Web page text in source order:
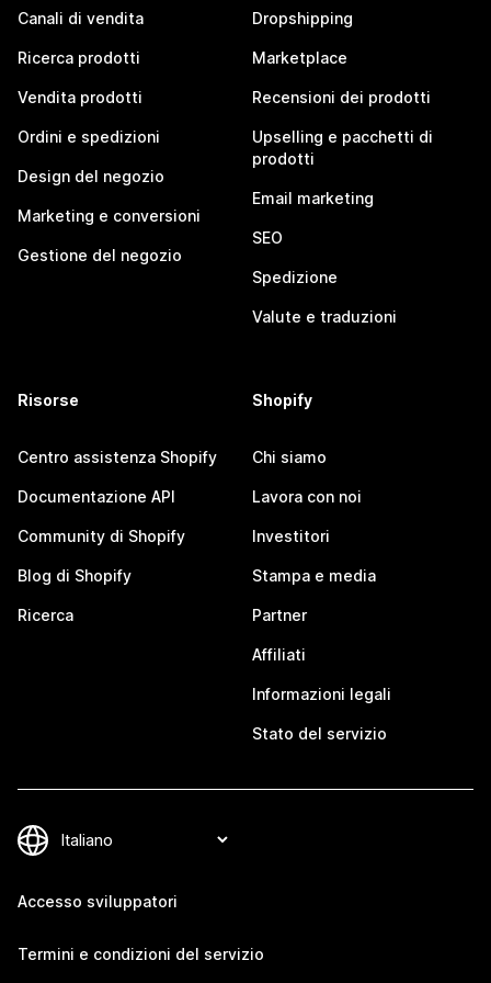
Canali di vendita
Ricerca prodotti
Vendita prodotti
Ordini e spedizioni
Design del negozio
Marketing e conversioni
Gestione del negozio
Dropshipping
Marketplace
Recensioni dei prodotti
Upselling e pacchetti di
prodotti
Email marketing
SEO
Spedizione
Valute e traduzioni
Risorse
Centro assistenza Shopify
Documentazione API
Community di Shopify
Blog di Shopify
Ricerca
Shopify
Chi siamo
Lavora con noi
Investitori
Stampa e media
Partner
Affiliati
Informazioni legali
Stato del servizio
Accesso sviluppatori
Termini e condizioni del servizio